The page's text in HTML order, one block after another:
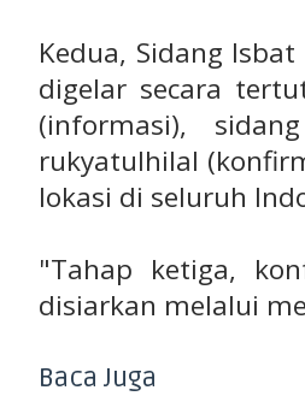
Kedua, Sidang
digelar secara
(informasi),
rukyatulhilal
lokasi di seluruh
"Tahap ketiga,
disiarkan melalui
Baca Juga